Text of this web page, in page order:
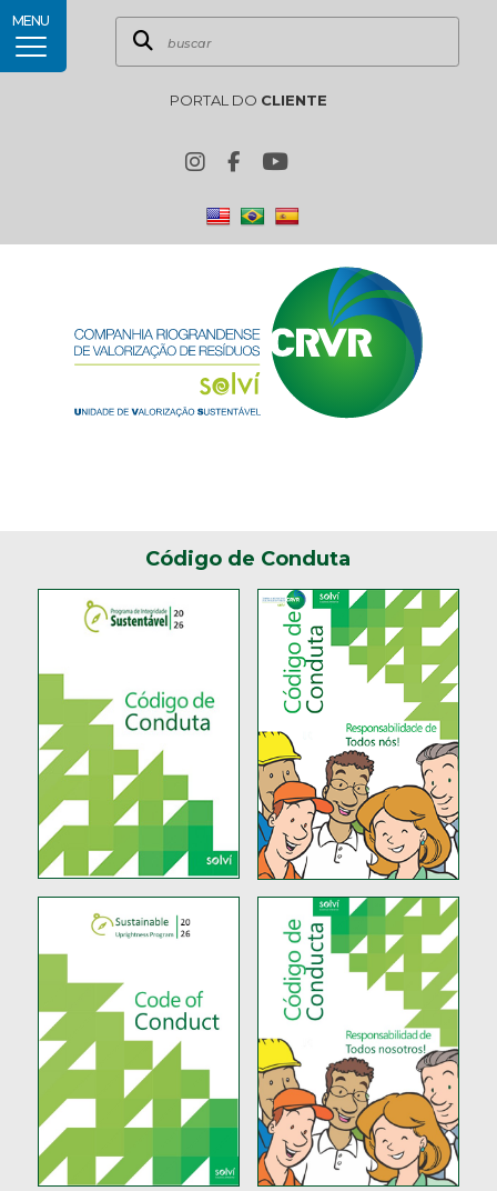
PORTAL DO CLIENTE
MENU
Código de Conduta